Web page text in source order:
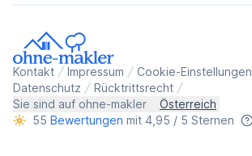
Kontakt Impressum Cookie-Einstellungen
Datenschutz
Rücktrittsrecht
Sie sind auf ohne-makler
Österreich
55 Bewertungen mit 4,95 / 5 Sternen